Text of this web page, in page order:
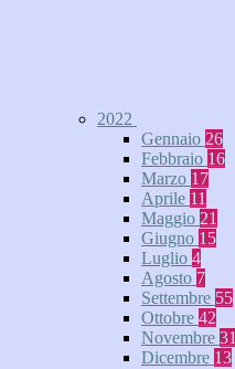
2022
Gennaio 26
Febbraio 16
Marzo 17
Aprile 11
Maggio 21
Giugno 15
Luglio 4
Agosto 7
Settembre 55
Ottobre 42
Novembre 31
Dicembre 13